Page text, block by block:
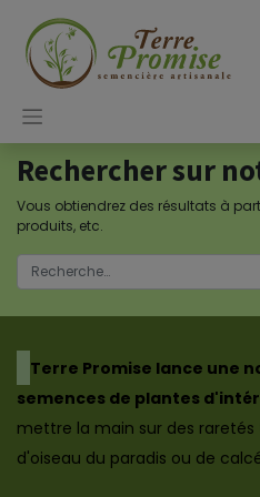
Rechercher sur
Vous obtiendrez des résultats à
produits, etc.
​Terre Promise lance une
semences de plantes
mettre la main sur des
d'oiseau du paradis ou de